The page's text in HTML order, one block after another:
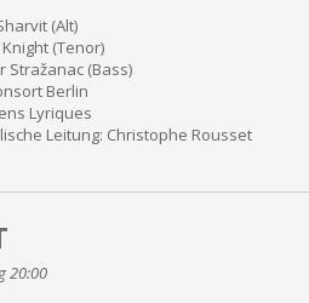
(Alt)
(Tenor)
Stražanac (Bass)
Berlin
Lyriques
Leitung: Christophe Rousset
20:00